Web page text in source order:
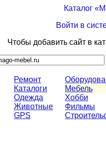
Каталог
Войти в
Чтобы добавить сайт в
Ремонт
Каталоги
Одежда
Животные
GPS
Мебель
Хобби
Фильмы